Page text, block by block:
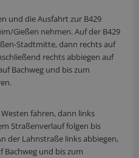
und die Ausfahrt zur B429
Gießen nehmen. Auf der B429
Stadtmitte, dann rechts auf
rechts abbiegen auf
Bachweg und bis zum
fahren, dann links
Straßenverlauf folgen bis
der Lahnstraße links abbiegen,
Bachweg und bis zum